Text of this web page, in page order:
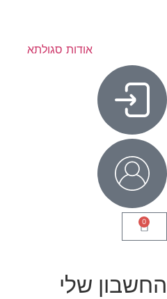
אודות סגולתא
0
החשבון שלי